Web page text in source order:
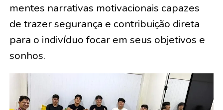
mentes narrativas motivacionais capazes
de trazer segurança e contribuição direta
para o indivíduo focar em seus objetivos e
sonhos.